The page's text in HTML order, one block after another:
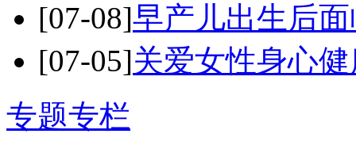
[07-08]早产儿出生后
[07-05]关爱女性身心
专题专栏